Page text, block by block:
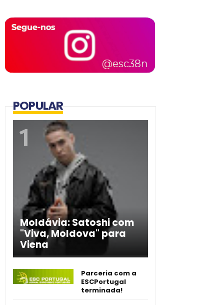
POPULAR
Moldávia: Satoshi com
"Viva, Moldova" para
Viena
Parceria com a
ESCPortugal
terminada!